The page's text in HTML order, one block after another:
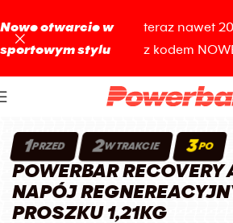
1PRZED 2W TRAKCIE 3PO
POWERBAR RECOVERY
NAPÓJ
PROSZKU 1,21KG
Nowe otwarcie w
sportowym stylu
teraz nawet
z kodem